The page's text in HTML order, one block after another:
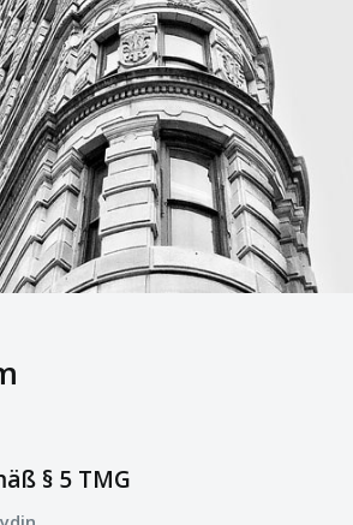
§ 5 TMG